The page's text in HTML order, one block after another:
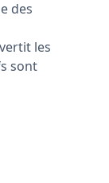
des
les
sont